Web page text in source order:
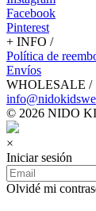
Facebook
Pinterest
+ INFO /
Política de
Envíos
WHOLESALE /
© 2026 NIDO
×
Iniciar sesión
Olvidé mi